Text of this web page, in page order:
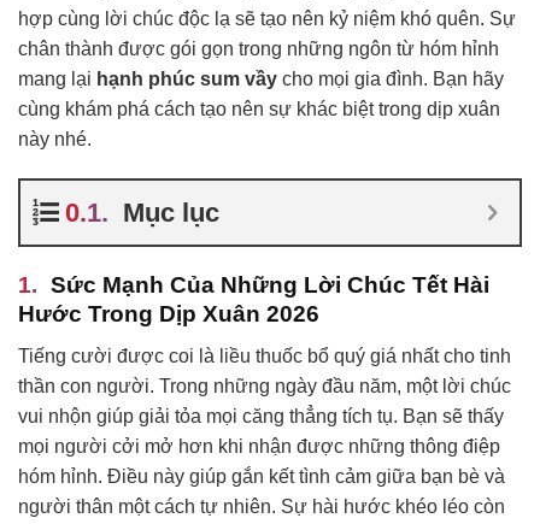
hợp cùng lời chúc độc lạ sẽ tạo nên kỷ niệm khó quên. Sự
chân thành được gói gọn trong những ngôn từ hóm hỉnh
mang lại hạnh phúc sum vầy cho mọi gia đình. Bạn hãy
cùng khám phá cách tạo nên sự khác biệt trong dịp xuân
này nhé.
Mục lục
Sức Mạnh Của Những Lời Chúc Tết Hài
Hước Trong Dịp Xuân 2026
Tiếng cười được coi là liều thuốc bổ quý giá nhất cho tinh
thần con người. Trong những ngày đầu năm, một lời chúc
vui nhộn giúp giải tỏa mọi căng thẳng tích tụ. Bạn sẽ thấy
mọi người cởi mở hơn khi nhận được những thông điệp
hóm hỉnh. Điều này giúp gắn kết tình cảm giữa bạn bè và
người thân một cách tự nhiên. Sự hài hước khéo léo còn